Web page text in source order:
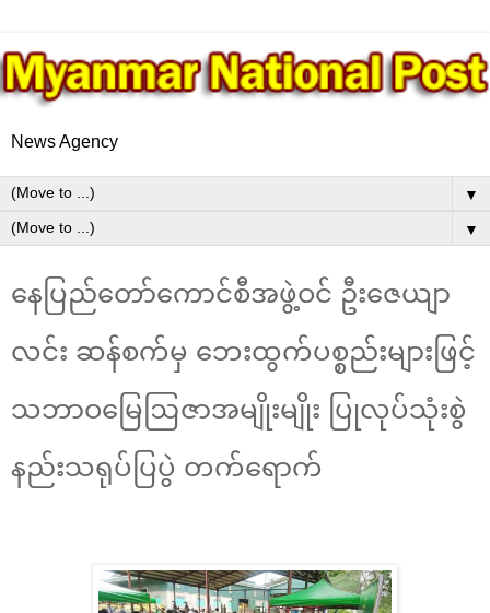
News Agency
▼
▼
နေပြည်တော်ကောင်စီအဖွဲ့ဝင် ဦးဇေယျာ
လင်း ဆန်စက်မှ ဘေးထွက်ပစ္စည်းများဖြင့်
သဘာဝမြေဩဇာအမျိုးမျိုး ပြုလုပ်သုံးစွဲ
နည်းသရုပ်ပြပွဲ တက်ရောက်